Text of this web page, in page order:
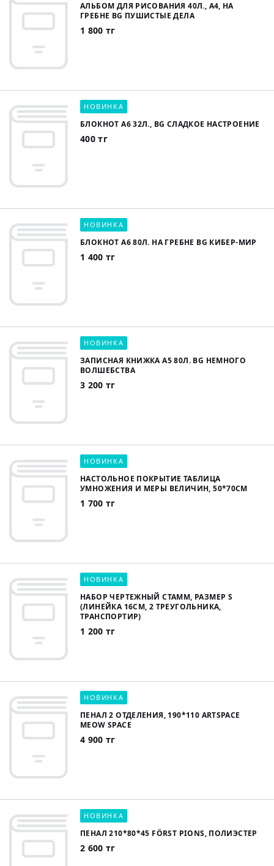
АЛЬБОМ ДЛЯ РИСОВАНИЯ 40Л., А4, НА
ГРЕБНЕ BG ПУШИСТЫЕ ДЕЛА
1 800 тг
НОВИНКА
БЛОКНОТ А6 32Л., BG СЛАДКОЕ НАСТРОЕНИЕ
400 тг
НОВИНКА
БЛОКНОТ А6 80Л. НА ГРЕБНЕ BG КИБЕР-МИР
1 400 тг
НОВИНКА
ЗАПИСНАЯ КНИЖКА А5 80Л. BG НЕМНОГО
ВОЛШЕБСТВА
3 200 тг
НОВИНКА
НАСТОЛЬНОЕ ПОКРЫТИЕ ТАБЛИЦА
УМНОЖЕНИЯ И МЕРЫ ВЕЛИЧИН, 50*70СМ
1 700 тг
НОВИНКА
НАБОР ЧЕРТЕЖНЫЙ СТАММ, РАЗМЕР S
(ЛИНЕЙКА 16СМ, 2 ТРЕУГОЛЬНИКА,
ТРАНСПОРТИР)
1 200 тг
НОВИНКА
ПЕНАЛ 2 ОТДЕЛЕНИЯ, 190*110 ARTSPACE
MEOW SPACE
4 900 тг
НОВИНКА
ПЕНАЛ 210*80*45 FÖRST PIONS, ПОЛИЭСТЕР
2 600 тг